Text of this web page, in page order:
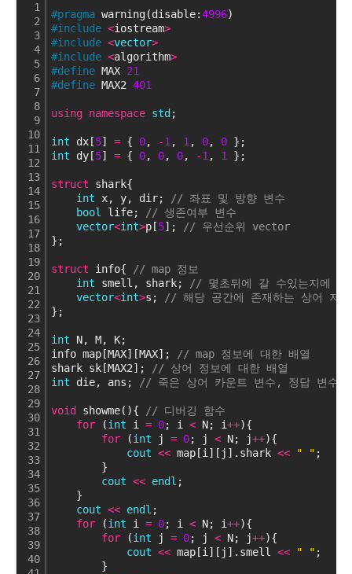
1
2
3
4
5
6
7
8
9
10
11
12
13
14
15
16
17
18
19
20
21
22
23
24
25
26
27
28
29
30
31
32
33
34
35
36
37
38
39
40
#pragma warning(disable:4996)
#include <iostream>
#include <vector>
#include <algorithm>
#define MAX 21
#define MAX2 401
using namespace std ;
int dx[5] = { 0, -1 , 1 , 0, 0 };
int dy[5] = { 0, 0, 0, -1 , 1 };
struct shark{
int x, y, dir;
// 좌표 및 방향 변수
bool
life;
// 생존여부 변수
vector<int>p[5];
// 우선순위 vector
};
struct info{
// map 정보
int smell, shark;
// 몇초뒤에 갈 수있는지에
vector<int>s;
// 해당 공간에 존재하는 상어 저
};
int N, M, K;
info map[MAX][MAX];
// map 정보에 대한 배열
shark sk[MAX2];
// 상어 정보에 대한 배열
int die, ans; // 죽은 상어 카운트 변수, 정답 변수
void showme(){
// 디버깅 함수
for (int i = 0; i < N; i++){
for (int j = 0; j < N; j++){
cout << map[i][j].shark << " " ;
}
cout << endl ;
}
cout << endl ;
for (int i = 0; i < N; i++){
for (int j = 0; j < N; j++){
cout << map[i][j].smell << " " ;
}